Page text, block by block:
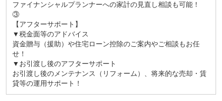
ファイナンシャルプランナーへの家計の見直し相談も可能！
③
【アフターサポート】
▼税金面等のアドバイス
資金贈与（援助）や住宅ローン控除のご案内やご相談もお任
せ！
▼お引渡し後のアフターサポート
お引渡し後のメンテナンス（リフォーム）、将来的な売却・賃
貸等の運用サポート！